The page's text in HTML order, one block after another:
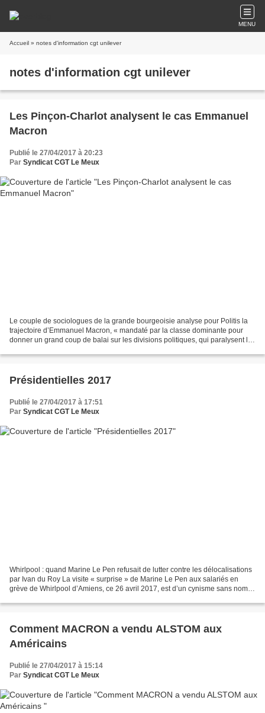
MENU
Accueil » notes d'information cgt unilever
notes d'information cgt unilever
Les Pinçon-Charlot analysent le cas Emmanuel
Macron
Publié le 27/04/2017 à 20:23
Par Syndicat CGT Le Meux
Le couple de sociologues de la grande bourgeoisie analyse pour Politis la
trajectoire d’Emmanuel Macron, « mandaté par la classe dominante pour
donner un grand coup de balai sur les divisions politiques, qui paralysent les
Présidentielles 2017
Publié le 27/04/2017 à 17:51
Par Syndicat CGT Le Meux
Whirlpool : quand Marine Le Pen refusait de lutter contre les délocalisations
par Ivan du Roy La visite « surprise » de Marine Le Pen aux salariés en
grève de Whirlpool d’Amiens, ce 26 avril 2017, est d’un cynisme sans nom,
Comment MACRON a vendu ALSTOM aux
Américains
Publié le 27/04/2017 à 15:14
Par Syndicat CGT Le Meux